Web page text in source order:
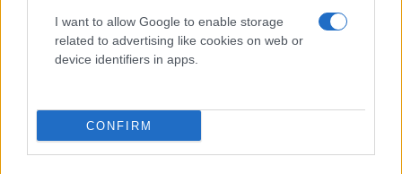
I want to allow Google to enable storage
related to advertising like cookies on web or
device identifiers in apps.
CONFIRM
Διάβασε περισσότερα